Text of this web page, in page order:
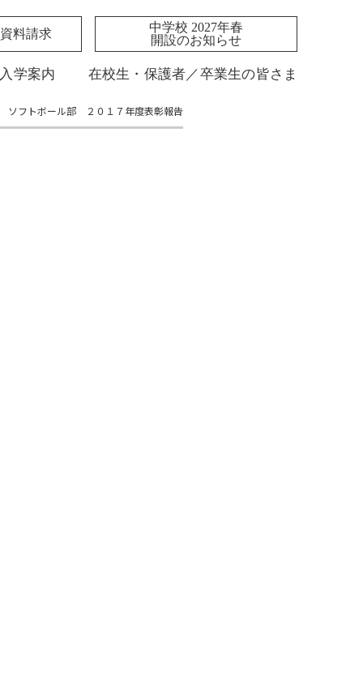
料請求
中学校 2027年春
開設のお知らせ
入学案内 在校生・保護者／卒業生の皆さま
ソフトボール部 ２０１７年度表彰報告